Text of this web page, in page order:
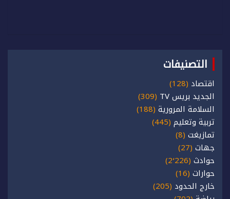
التصنيفات
اقتصاد (128)
الجديد بريس TV
(309)
السلامة المرورية (188)
تربية وتعليم (445)
تمازيغت (8)
جهات (27)
حوادث (2٬226)
حوارات (16)
خارج الحدود (205)